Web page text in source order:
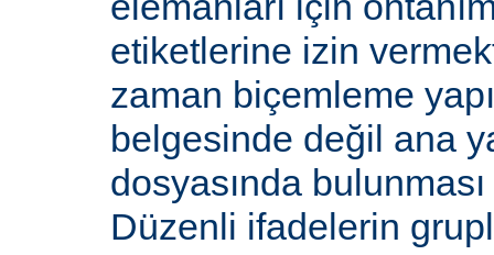
etiketlerine izin
zaman biçemleme
belgesinde değil ana
dosyasında
Düzenli ifadelerin